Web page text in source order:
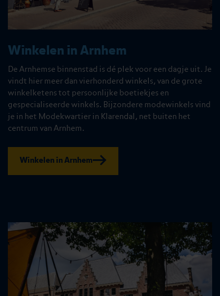
Winkelen in Arnhem
De Arnhemse binnenstad is dé plek voor een dagje uit. Je
vindt hier meer dan vierhonderd winkels, van de grote
winkelketens tot persoonlijke boetiekjes en
gespecialiseerde winkels. Bijzondere modewinkels vind
je in het Modekwartier in Klarendal, net buiten het
centrum van Arnhem.
Winkelen in Arnhem